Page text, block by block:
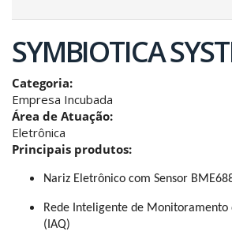
SYMBIOTICA
Categoria:
Empresa Incubada
Área de Atuação:
Eletrônica
Principais produtos:
Nariz Eletrônico com Sensor
Rede Inteligente de Monitoramento
(IAQ)